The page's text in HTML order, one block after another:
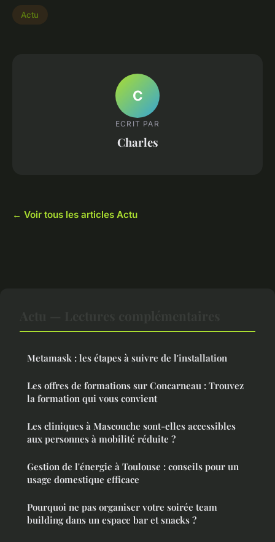
Actu
C
ECRIT PAR
Charles
← Voir tous les articles Actu
Metamask : les étapes à suivre de l'installation
Les offres de formations sur Concarneau : Trouvez
la formation qui vous convient
Les cliniques à Mascouche sont-elles accessibles
aux personnes à mobilité réduite ?
Gestion de l'énergie à Toulouse : conseils pour un
usage domestique efficace
Pourquoi ne pas organiser votre soirée team
building dans un espace bar et snacks ?